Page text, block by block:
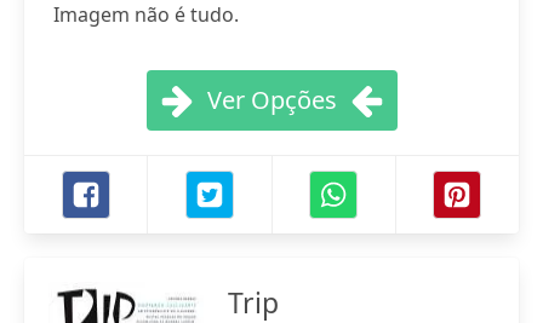
Imagem não é tudo.
Ver Opções
Trip